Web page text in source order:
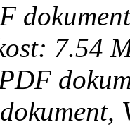
7.54
dokument,